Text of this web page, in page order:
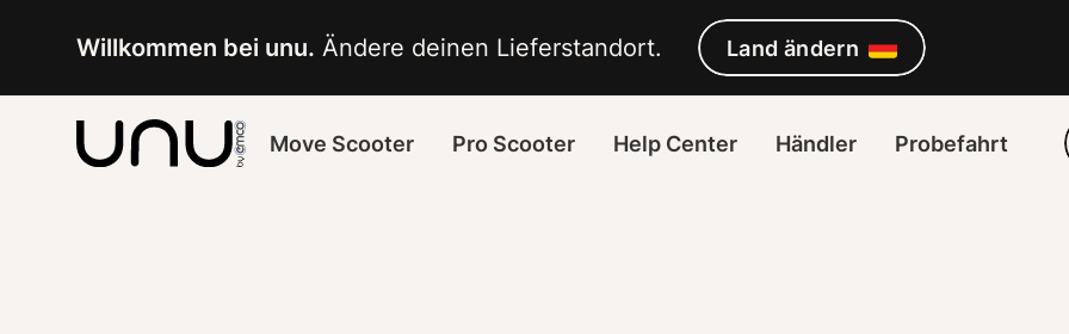
Willkommen bei unu. Ändere deinen Lieferstandort. Land ändern
Move Scooter Pro Scooter Help Center Händler Probefahrt